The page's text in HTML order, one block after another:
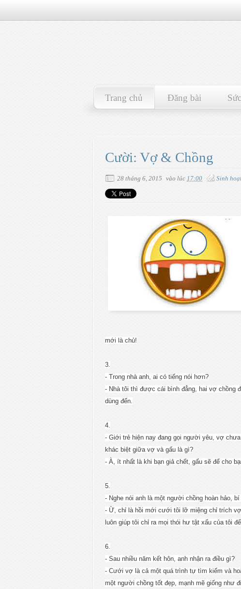
Trang chủ Đăng bài
Cười: Vợ & Chồng
28 tháng 6, 2015 vào lúc 17:00 Sinh
mới là chủ!
3.
- Trong nhà anh, ai có tiếng nói hơn?
- Nhà tôi thì được cái bình đẳng, hai vợ chồng
dùng đến.
4.
- Giới trẻ hiện nay đang gọi người yêu, vợ
khác biệt giữa vợ và gấu là gì?
- À, ít nhất là khi bạn giả chết, gấu sẽ để cho
5.
- Nghe nói anh là một người chồng hoàn hảo,
- Ừ, chỉ là hồi mới cưới tôi lỡ miệng chỉ trích
luôn giúp tôi chỉ ra mọi thói hư tật xấu của tôi
6.
- Sau nhiều năm kết hôn, anh nhận ra điều gì?
- Cưới vợ là cả một quá trình tự tìm kiếm và
một người chồng tốt đẹp, mạnh mẽ giống như